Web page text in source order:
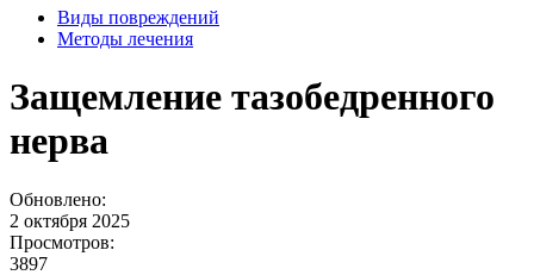
Виды повреждений
Методы лечения
Защемление тазобедренного
нерва
Обновлено:
2 октября 2025
Просмотров:
3897